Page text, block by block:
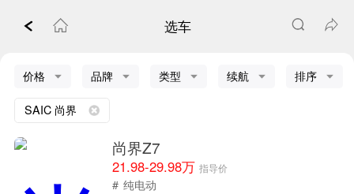
选车
价格 品牌 类型 续航 排序
SAIC 尚界
尚界Z7
21.98-29.98万指导价
# 纯电动